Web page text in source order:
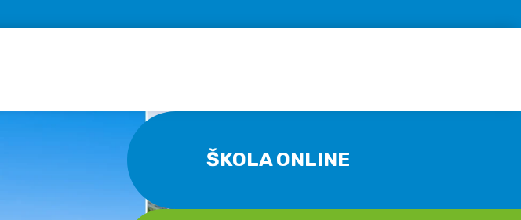
ŠKOLA ONLINE